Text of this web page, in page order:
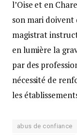
l’Oise et en
son mari doivent
magistrat
en lumière la
par des
nécessité de
les
abus de confiance